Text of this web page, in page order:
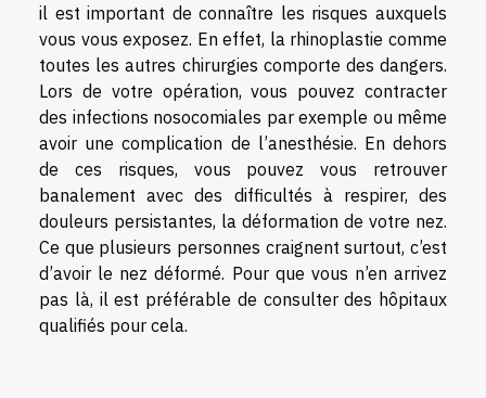
il est important de connaître les risques auxquels
vous vous exposez. En effet, la rhinoplastie comme
toutes les autres chirurgies comporte des dangers.
Lors de votre opération, vous pouvez contracter
des infections nosocomiales par exemple ou même
avoir une complication de l’anesthésie. En dehors
de ces risques, vous pouvez vous retrouver
banalement avec des difficultés à respirer, des
douleurs persistantes, la déformation de votre nez.
Ce que plusieurs personnes craignent surtout, c’est
d’avoir le nez déformé. Pour que vous n’en arrivez
pas là, il est préférable de consulter des hôpitaux
qualifiés pour cela.